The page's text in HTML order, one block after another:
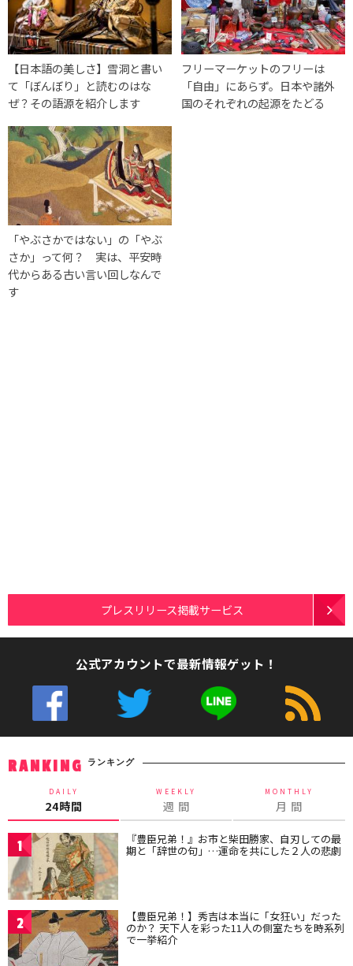
【日本語の美しさ】雪洞と書い
て「ぼんぼり」と読むのはな
ぜ？その語源を紹介します
フリーマーケットのフリーは
「自由」にあらず。日本や諸外
国のそれぞれの起源をたどる
「やぶさかではない」の「やぶ
さか」って何？ 実は、平安時
代からある古い言い回しなんで
す
プレスリリース掲載サービス
公式アカウントで最新情報ゲット！
RANKING ランキング
DAILY
24時間
WEEKLY
週 間
MONTHLY
月 間
1 『豊臣兄弟！』お市と柴田勝家、自刃しての最
期と「辞世の句」…運命を共にした２人の悲劇
2 【豊臣兄弟！】秀吉は本当に「女狂い」だった
のか？ 天下人を彩った11人の側室たちを時系列
で一挙紹介